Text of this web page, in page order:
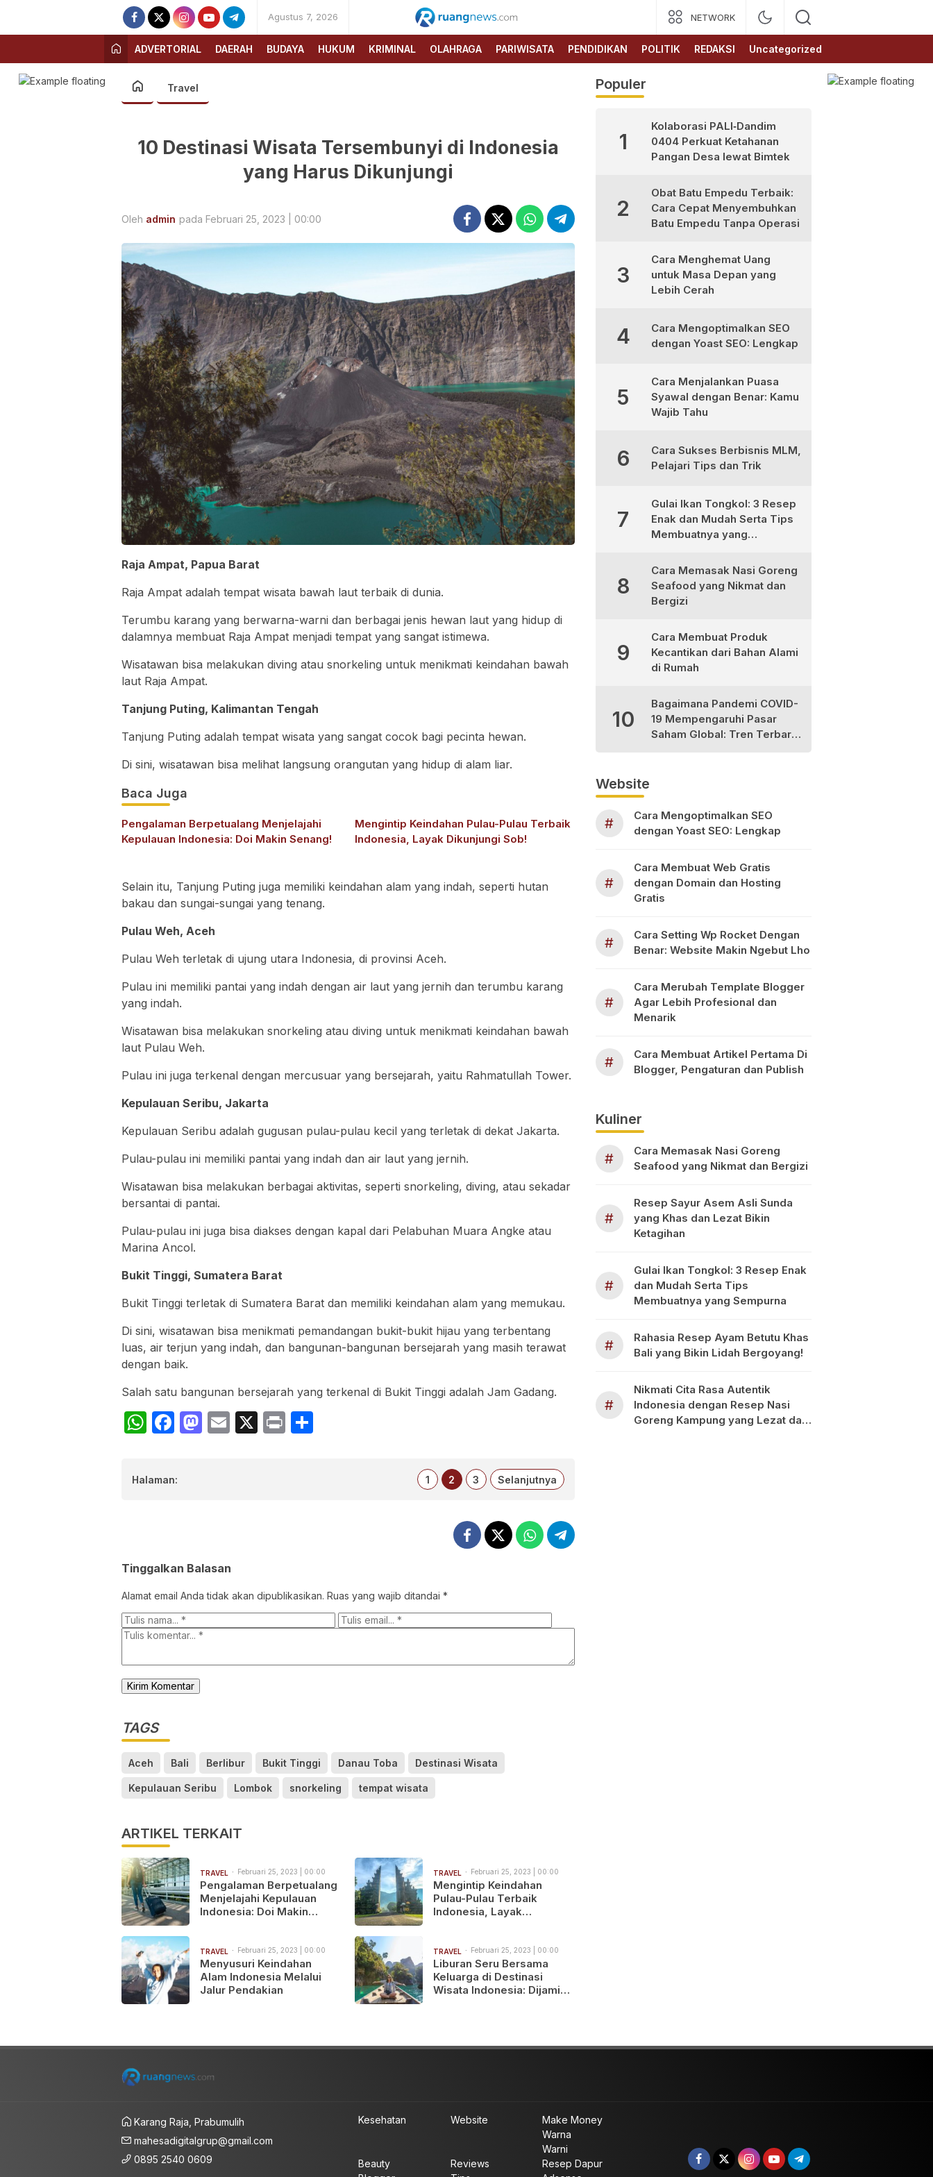
Agustus 7, 2026
RUANG
NEWS
NETWORK
ADVERTORIAL DAERAH BUDAYA HUKUM KRIMINAL OLAHRAGA PARIWISATA PENDIDIKAN POLITIK REDAKSI Uncategorized
Travel
10 Destinasi Wisata Tersembunyi di Indonesia
yang Harus Dikunjungi
Oleh admin pada Februari 25, 2023 | 00:00
Raja Ampat, Papua Barat
Raja Ampat adalah tempat wisata bawah laut terbaik di dunia.
Terumbu karang yang berwarna-warni dan berbagai jenis hewan laut yang hidup di
dalamnya membuat Raja Ampat menjadi tempat yang sangat istimewa.
Wisatawan bisa melakukan diving atau snorkeling untuk menikmati keindahan bawah
laut Raja Ampat.
Tanjung Puting, Kalimantan Tengah
Tanjung Puting adalah tempat wisata yang sangat cocok bagi pecinta hewan.
Di sini, wisatawan bisa melihat langsung orangutan yang hidup di alam liar.
Baca Juga
Pengalaman Berpetualang Menjelajahi
Kepulauan Indonesia: Doi Makin Senang!
Mengintip Keindahan Pulau-Pulau Terbaik
Indonesia, Layak Dikunjungi Sob!
Selain itu, Tanjung Puting juga memiliki keindahan alam yang indah, seperti hutan
bakau dan sungai-sungai yang tenang.
Pulau Weh, Aceh
Pulau Weh terletak di ujung utara Indonesia, di provinsi Aceh.
Pulau ini memiliki pantai yang indah dengan air laut yang jernih dan terumbu karang
yang indah.
Wisatawan bisa melakukan snorkeling atau diving untuk menikmati keindahan bawah
laut Pulau Weh.
Pulau ini juga terkenal dengan mercusuar yang bersejarah, yaitu Rahmatullah Tower.
Kepulauan Seribu, Jakarta
Kepulauan Seribu adalah gugusan pulau-pulau kecil yang terletak di dekat Jakarta.
Pulau-pulau ini memiliki pantai yang indah dan air laut yang jernih.
Wisatawan bisa melakukan berbagai aktivitas, seperti snorkeling, diving, atau sekadar
bersantai di pantai.
Pulau-pulau ini juga bisa diakses dengan kapal dari Pelabuhan Muara Angke atau
Marina Ancol.
Bukit Tinggi, Sumatera Barat
Bukit Tinggi terletak di Sumatera Barat dan memiliki keindahan alam yang memukau.
Di sini, wisatawan bisa menikmati pemandangan bukit-bukit hijau yang terbentang
luas, air terjun yang indah, dan bangunan-bangunan bersejarah yang masih terawat
dengan baik.
Salah satu bangunan bersejarah yang terkenal di Bukit Tinggi adalah Jam Gadang.
WhatsApp
Facebook
Mastodon
Email
X Print
Halaman: 1 2 3 Selanjutnya
Tinggalkan Balasan
Alamat email Anda tidak akan dipublikasikan. Ruas yang wajib ditandai *
TAGS
Aceh Bali Berlibur Bukit Tinggi Danau Toba Destinasi Wisata
Kepulauan Seribu Lombok snorkeling tempat wisata
ARTIKEL TERKAIT
TRAVEL Februari 25, 2023 | 00:00
Pengalaman Berpetualang
Menjelajahi Kepulauan
Indonesia: Doi Makin
TRAVEL Februari 25, 2023 | 00:00
Mengintip Keindahan
Pulau-Pulau Terbaik
Indonesia, Layak
TRAVEL Februari 25, 2023 | 00:00
Menyusuri Keindahan
Alam Indonesia Melalui
Jalur Pendakian
TRAVEL Februari 25, 2023 | 00:00
Liburan Seru Bersama
Keluarga di Destinasi
Wisata Indonesia: Dijamin
Populer
1
Kolaborasi PALI‑Dandim
0404 Perkuat Ketahanan
Pangan Desa lewat Bimtek
2
Obat Batu Empedu Terbaik:
Cara Cepat Menyembuhkan
Batu Empedu Tanpa Operasi
3
Cara Menghemat Uang
untuk Masa Depan yang
Lebih Cerah
4
Cara Mengoptimalkan SEO
dengan Yoast SEO: Lengkap
5
Cara Menjalankan Puasa
Syawal dengan Benar: Kamu
Wajib Tahu
6
Cara Sukses Berbisnis MLM,
Pelajari Tips dan Trik
7
Gulai Ikan Tongkol: 3 Resep
Enak dan Mudah Serta Tips
Membuatnya yang
8
Cara Memasak Nasi Goreng
Seafood yang Nikmat dan
Bergizi
9
Cara Membuat Produk
Kecantikan dari Bahan Alami
di Rumah
10
Bagaimana Pandemi COVID-
19 Mempengaruhi Pasar
Saham Global: Tren Terbaru
Website
#
Cara Mengoptimalkan SEO
dengan Yoast SEO: Lengkap
#
Cara Membuat Web Gratis
dengan Domain dan Hosting
Gratis
#
Cara Setting Wp Rocket Dengan
Benar: Website Makin Ngebut Lho
#
Cara Merubah Template Blogger
Agar Lebih Profesional dan
Menarik
#
Cara Membuat Artikel Pertama Di
Blogger, Pengaturan dan Publish
Kuliner
#
Cara Memasak Nasi Goreng
Seafood yang Nikmat dan Bergizi
#
Resep Sayur Asem Asli Sunda
yang Khas dan Lezat Bikin
Ketagihan
#
Gulai Ikan Tongkol: 3 Resep Enak
dan Mudah Serta Tips
Membuatnya yang Sempurna
#
Rahasia Resep Ayam Betutu Khas
Bali yang Bikin Lidah Bergoyang!
#
Nikmati Cita Rasa Autentik
Indonesia dengan Resep Nasi
Goreng Kampung yang Lezat dan
Karang Raja, Prabumulih
mahesadigitalgrup@gmail.com
0895 2540 0609
Kesehatan Website
Make Money
Warna
Warni
Beauty
Reviews
Resep Dapur